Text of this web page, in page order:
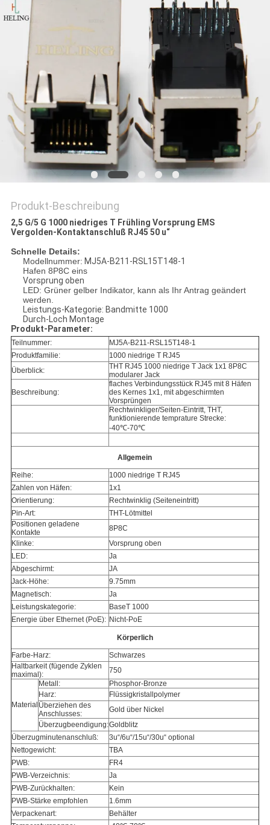
SITEMAP
PRIVACY
POLICY
Produkt-Beschreibung
2,5 G/5 G 1000 niedriges T Frühling Vorsprung EMS
Vergolden-Kontaktanschluß RJ45 50 u“
Schnelle Details:
Modellnummer: MJ5A-B211-RSL15T148-1
Hafen 8P8C eins
Vorsprung oben
LED: Grüner gelber Indikator, kann als Ihr Antrag geändert
werden.
Leistungs-Kategorie: Bandmitte 1000
Durch-Loch Montage
Produkt-Parameter:
Teilnummer:
MJ5A-B211-RSL15T148-1
Produktfamilie:
1000 niedrige T RJ45
Überblick:
THT RJ45 1000 niedrige T Jack 1x1 8P8C
modularer Jack
Beschreibung:
flaches Verbindungsstück RJ45 mit 8 Häfen
des Kernes 1x1, mit abgeschirmten
Vorsprüngen
Rechtwinkliger/Seiten-Eintritt, THT,
funktionierende temprature Strecke:
-40℃-70℃
Allgemein
Reihe:
1000 niedrige T RJ45
Zahlen von Häfen:
1x1
Orientierung:
Rechtwinklig (Seiteneintritt)
Pin-Art:
THT-Lötmittel
Positionen geladene
Kontakte
8P8C
Klinke:
Vorsprung oben
LED:
Ja
Abgeschirmt:
JA
Jack-Höhe:
9.75mm
Magnetisch:
Ja
Leistungskategorie:
BaseT 1000
Energie über Ethernet (PoE): Nicht-PoE
Körperlich
Farbe-Harz:
Schwarzes
Haltbarkeit (fügende Zyklen
maximal):
750
Material
Metall:
Phosphor-Bronze
Harz:
Flüssigkristallpolymer
Überziehen des
Anschlusses:
Gold über Nickel
Überzugbeendigung:Goldblitz
Überzugminutenanschluß:
3u“/6u“/15u“/30u“ optional
Nettogewicht:
TBA
PWB:
FR4
PWB-Verzeichnis:
Ja
PWB-Zurückhalten:
Kein
PWB-Stärke empfohlen
1.6mm
Verpackenart:
Behälter